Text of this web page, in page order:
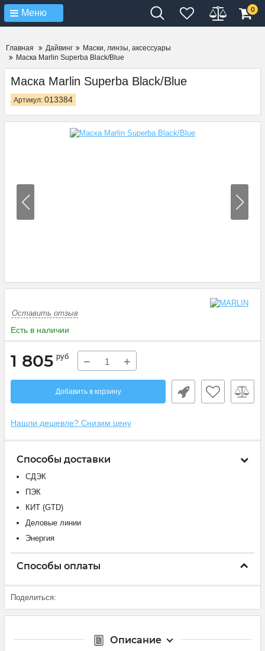
Verification: 4d3cd267c9851eb4
Меню 0
Главная Дайвинг
Маски, линзы, аксессуары
Маска Marlin Superba Black/Blue
Маска Marlin Superba Black/Blue
Артикул: 013384
Оставить отзыв
Есть в наличии
1 805 руб − +
Добавить в корзину
Нашли дешевле? Снизим цену
Способы доставки
СДЭК
ПЭК
КИТ (GTD)
Деловые линии
Энергия
Способы оплаты
Поделиться:
Описание